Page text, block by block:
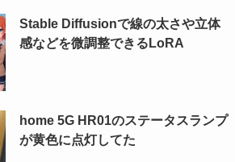
Stable Diffusionで線の太さや立体
感などを微調整できるLoRA
home 5G HR01のステータスランプ
が黄色に点灯してた